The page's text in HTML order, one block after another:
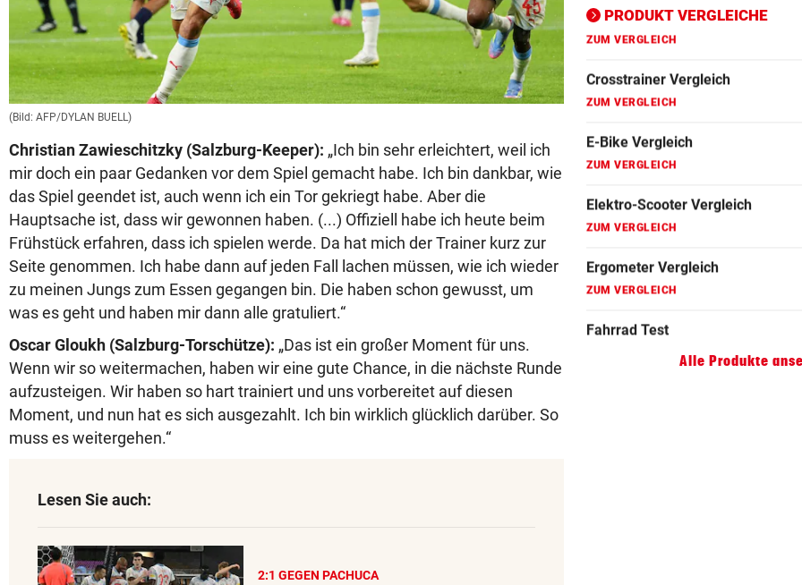
(Bild: AFP/DYLAN BUELL)
Christian Zawieschitzky (Salzburg-Keeper): „Ich bin sehr erleichtert, weil ich
mir doch ein paar Gedanken vor dem Spiel gemacht habe. Ich bin dankbar, wie
das Spiel geendet ist, auch wenn ich ein Tor gekriegt habe. Aber die
Hauptsache ist, dass wir gewonnen haben. (...) Offiziell habe ich heute beim
Frühstück erfahren, dass ich spielen werde. Da hat mich der Trainer kurz zur
Seite genommen. Ich habe dann auf jeden Fall lachen müssen, wie ich wieder
zu meinen Jungs zum Essen gegangen bin. Die haben schon gewusst, um
was es geht und haben mir dann alle gratuliert.“
Oscar Gloukh (Salzburg-Torschütze): „Das ist ein großer Moment für uns.
Wenn wir so weitermachen, haben wir eine gute Chance, in die nächste Runde
aufzusteigen. Wir haben so hart trainiert und uns vorbereitet auf diesen
Moment, und nun hat es sich ausgezahlt. Ich bin wirklich glücklich darüber. So
muss es weitergehen.“
Lesen Sie auch:
2:1 GEGEN PACHUCA
PRODUKT VERGLEICHE
ZUM VERGLEICH
Fahrrad Test
ZUM VERGLEICH
Fahrradanhänger Vergleich
ZUM VERGLEICH
Faszienrolle Vergleich
Hoverboard Vergleich
Kinderfahrrad Vergleich
Alle Produkte